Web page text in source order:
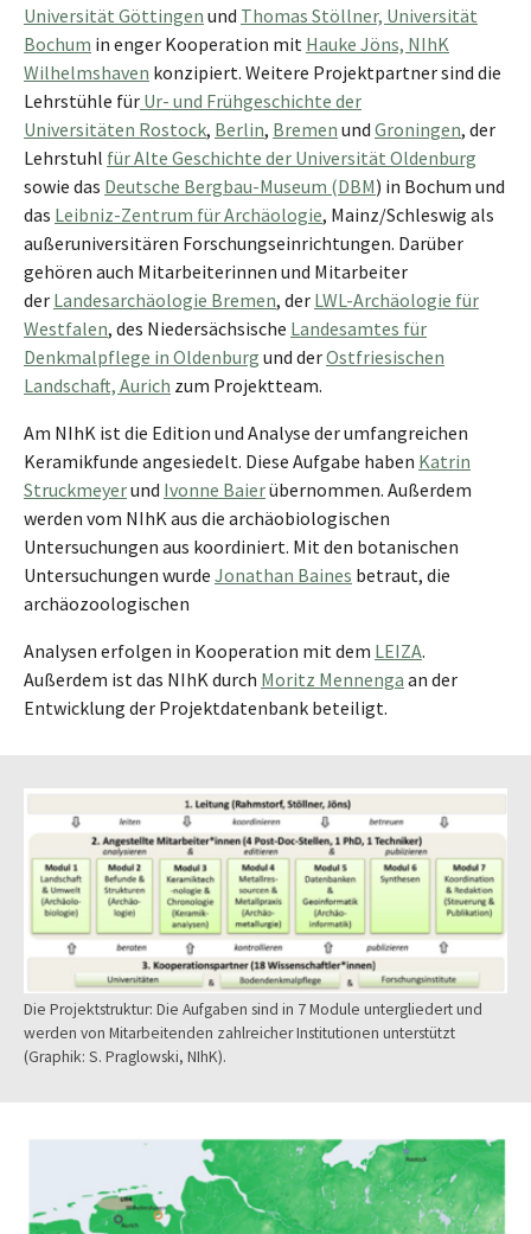
Universität Göttingen und Thomas Stöllner, Universität
Bochum in enger Kooperation mit Hauke Jöns, NIhK
Wilhelmshaven konzipiert. Weitere Projektpartner sind die
Lehrstühle für Ur- und Frühgeschichte der
Universitäten Rostock, Berlin, Bremen und Groningen, der
Lehrstuhl für Alte Geschichte der Universität Oldenburg
sowie das Deutsche Bergbau-Museum (DBM) in Bochum und
das Leibniz-Zentrum für Archäologie, Mainz/Schleswig als
außeruniversitären Forschungseinrichtungen. Darüber
gehören auch Mitarbeiterinnen und Mitarbeiter
der Landesarchäologie Bremen, der LWL-Archäologie für
Westfalen, des Niedersächsische Landesamtes für
Denkmalpflege in Oldenburg und derOstfriesischen
Landschaft, Aurich zum Projektteam.
Am NIhK ist die Edition und Analyse der umfangreichen
Keramikfunde angesiedelt. Diese Aufgabe haben Katrin
Struckmeyerund Ivonne Baierübernommen. Außerdem
werden vom NIhK aus die archäobiologischen
Untersuchungen aus koordiniert. Mit den botanischen
Untersuchungen wurde Jonathan Baines betraut, die
archäozoologischen
Analysen erfolgen in Kooperation mit dem LEIZA.
Außerdem ist das NIhK durch Moritz Mennenga an der
Entwicklung der Projektdatenbank beteiligt.
Die Projektstruktur: Die Aufgaben sind in 7 Module untergliedert und
werden von Mitarbeitenden zahlreicher Institutionen unterstützt
(Graphik: S. Praglowski, NIhK).